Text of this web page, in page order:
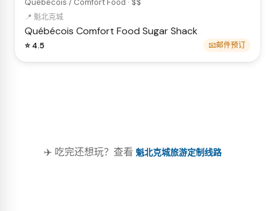
Québécois / Comfort Food · $$
📍 魁北克城
Québécois Comfort Food Sugar Shack
⭐ 4.5 📧邮件预订
✈️ 吃完还想玩？查看 魁北克城旅游定制线路